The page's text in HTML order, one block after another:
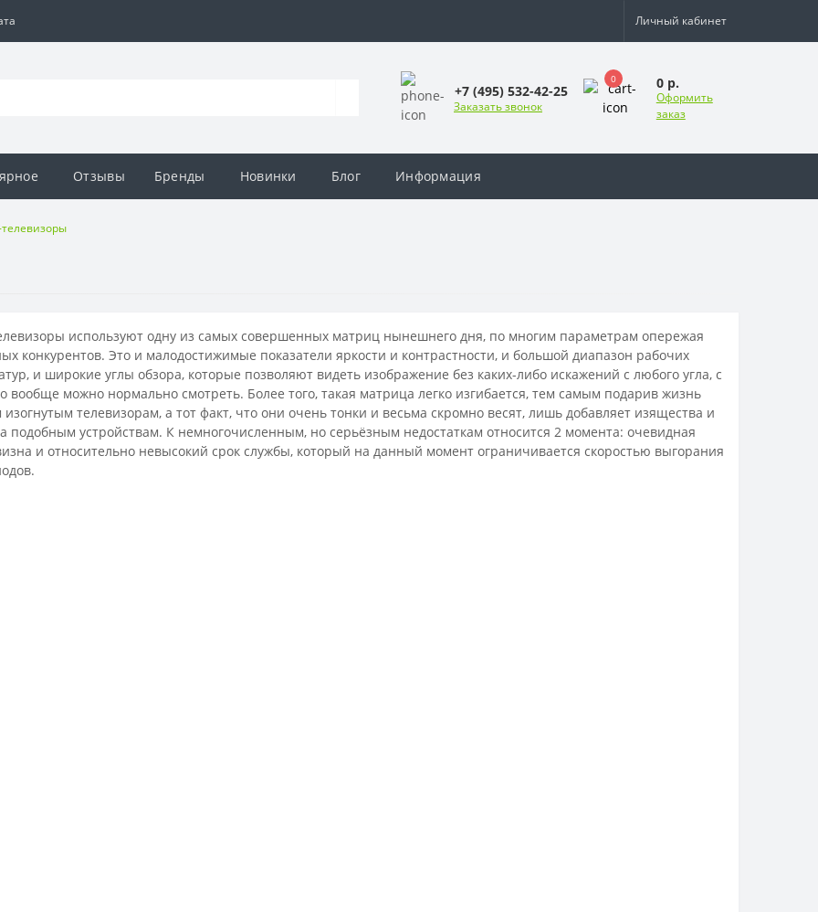
Личный кабинет
+7 (495) 532-42-25
Заказать звонок
0 0 р.
Оформить
заказ
Отзывы Бренды Новинки Блог Информация
телевизоры
используют одну из самых совершенных матриц нынешнего дня, по многим параметрам опережая
конкурентов. Это и малодостижимые показатели яркости и контрастности, и большой диапазон рабочих
и широкие углы обзора, которые позволяют видеть изображение без каких-либо искажений с любого угла, с
вообще можно нормально смотреть. Более того, такая матрица легко изгибается, тем самым подарив жизнь
телевизорам, а тот факт, что они очень тонки и весьма скромно весят, лишь добавляет изящества и
подобным устройствам. К немногочисленным, но серьёзным недостаткам относится 2 момента: очевидная
и относительно невысокий срок службы, который на данный момент ограничивается скоростью выгорания